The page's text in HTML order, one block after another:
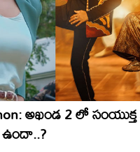
అఖండ 2 లో
ఉందా..?